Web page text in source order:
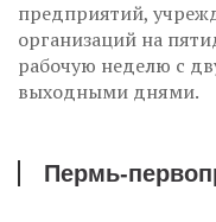
предприятий,
организаций на
рабочую неделю с
выходными днями.
Пермь-